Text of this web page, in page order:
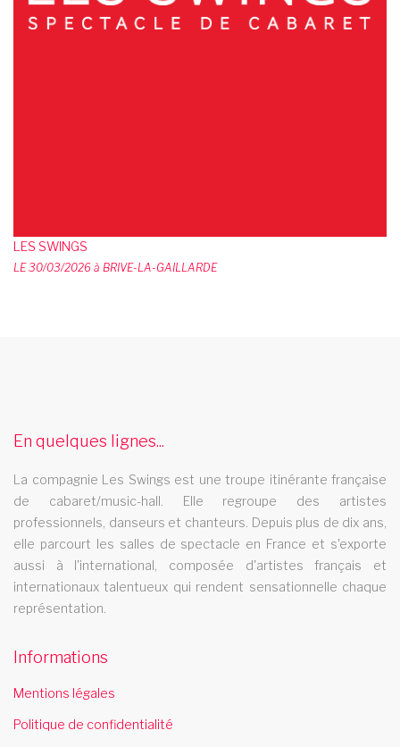
LES SWINGS
LE 30/03/2026 à BRIVE-LA-GAILLARDE
lesprit des plus grands cabarets parisiens
La troupe de cabaret Les Swings se deplace dans la region
charente
revue cabaret franche comte
La revue cabaret Les Swings se deplace dans la region franche
comte
La revue music hall Les Swings se deplace dans la rÃ©gion la
reunion
cabaret 15
En quelques lignes...
La compagnie Les Swings est une troupe itinérante française
de cabaret/music-hall. Elle regroupe des artistes
professionnels, danseurs et chanteurs. Depuis plus de dix ans,
elle parcourt les salles de spectacle en France et s'exporte
aussi à l'international, composée d'artistes français et
internationaux talentueux qui rendent sensationnelle chaque
représentation.
Informations
Mentions légales
Politique de confidentialité